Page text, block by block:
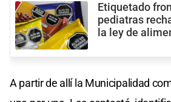
Etiquetado
pediatras
la ley de
A partir de allí la Municipalidad